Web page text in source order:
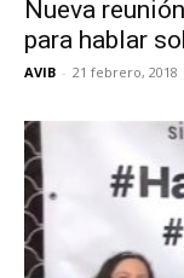
Nueva
para hablar
AVIB - 21 febrero, 2018